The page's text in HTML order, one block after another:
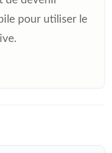
pour utiliser le